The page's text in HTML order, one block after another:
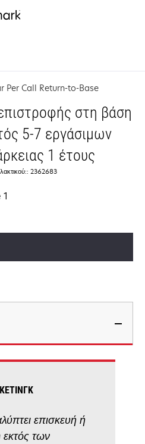
Per Call Return-to-Base
στη βάση
5-7 εργάσιμων
1 έτους
2362683
επισκευή ή
εκτός των